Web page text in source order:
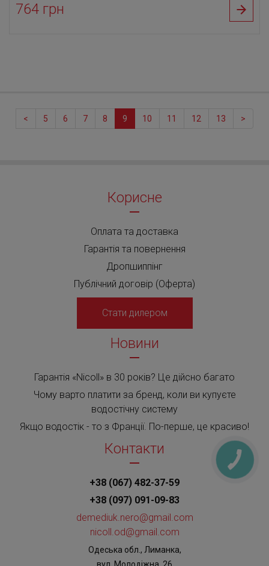
764 грн
< 5 6 7 8 9 10 11 12 13 >
Корисне
Оплата та доставка
Гарантія та повернення
Дропшиппінг
Публічний договір (Оферта)
Стати дилером
Новини
Гарантія «Nicoll» в 30 років? Це дійсно багато
Чому варто платити за бренд, коли ви купуєте
водостічну систему
Якщо водостік - то з Франції. По-перше, це красиво!
Контакти
+38 (067) 482-37-59
+38 (097) 091-09-83
demediuk.nero@gmail.com
nicoll.od@gmail.com
Одеська обл., Лиманка,